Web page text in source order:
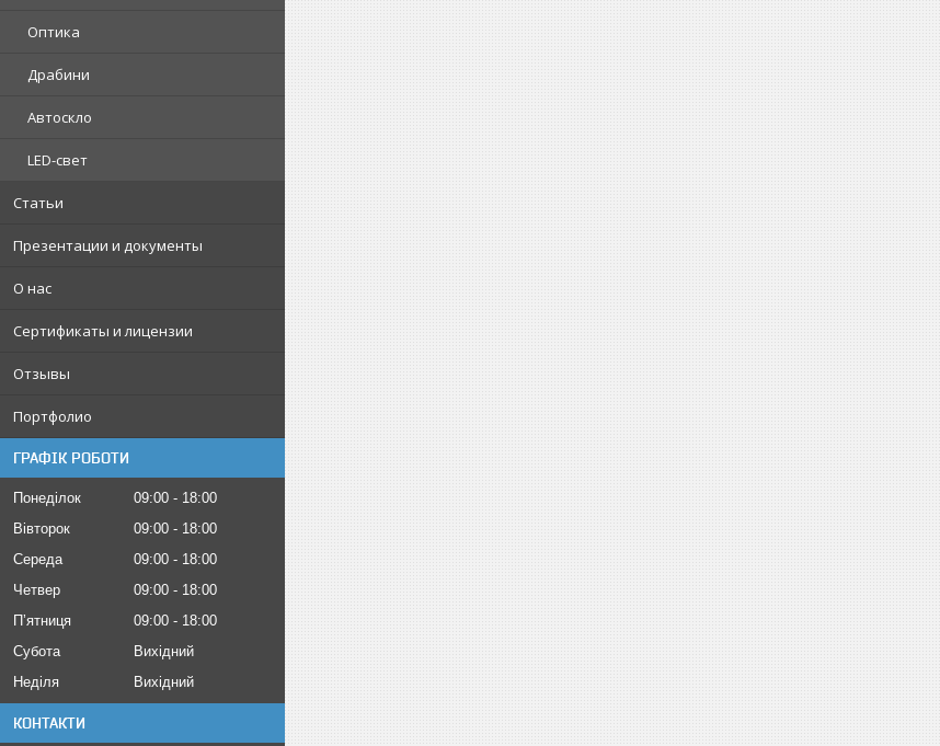
Оптика
Драбини
Автоскло
LED-свет
Статьи
Презентации и документы
О нас
Сертификаты и лицензии
Отзывы
Портфолио
ГРАФІК РОБОТИ
Понеділок 09:00
18:00
Вівторок
09:00
18:00
Середа
09:00
18:00
Четвер
09:00
18:00
Пʼятниця
09:00
18:00
Субота
Вихідний
Неділя
Вихідний
КОНТАКТИ